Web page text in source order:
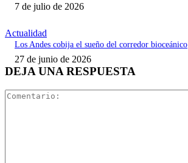
7 de julio de 2026
Actualidad
Los Andes cobija el sueño del corredor bioceánico
27 de junio de 2026
DEJA UNA RESPUESTA